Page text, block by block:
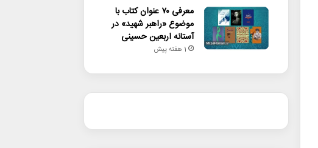
معرفی ۷۰ عنوان کتاب با
موضوع «راهبر شهید» در
آستانه اربعین حسینی
1 هفته پیش